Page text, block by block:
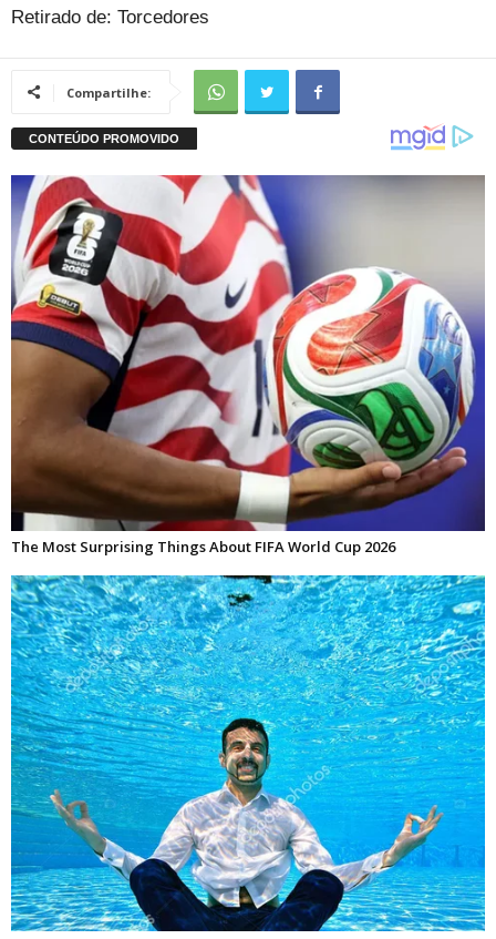
Retirado de: Torcedores
Compartilhe: